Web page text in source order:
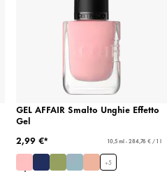
GEL AFFAIR Smalto Unghie Effetto
Gel
2,99 €*
10,5 ml - 284,76 € / 1 l
+5